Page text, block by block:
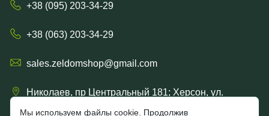
+38 (095) 203-34-29
+38 (063) 203-34-29
sales.zeldomshop@gmail.com
Николаев, пр Центральный 181; Херсон, ул.
Мы используем файлы cookie. Продолжив